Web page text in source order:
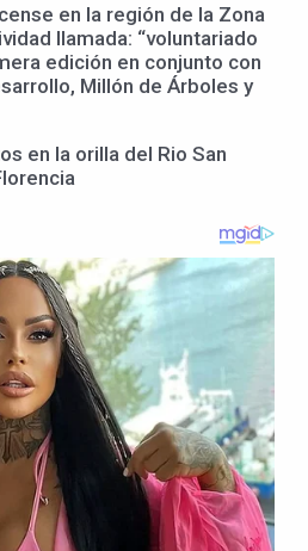
en la región de la Zona
llamada: “voluntariado
edición en conjunto con
Millón de Árboles y
en la orilla del Rio San